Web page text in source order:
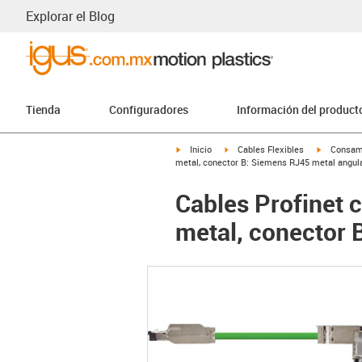
Explorar el Blog
Tienda Configuradores Información del
igus-icon-arrow-right
Inicio igus-icon-arrow-right
Cables Flexibles igus-
metal, conector B: Siemens RJ45 metal
Cables Profinet
metal, conector